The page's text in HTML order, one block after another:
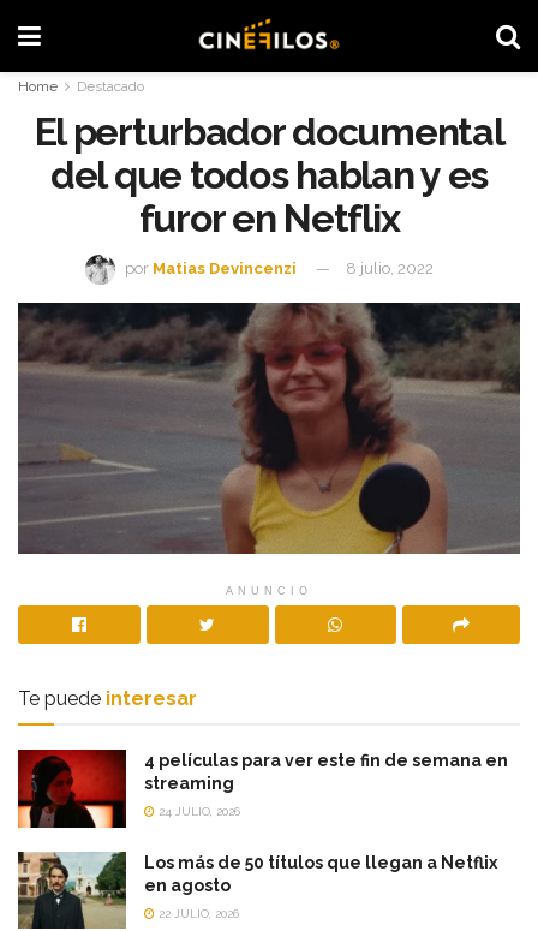
Home Destacado
El perturbador documental
del que todos hablan y es
furor en Netflix
por Matias Devincenzi 8 julio, 2022
ANUNCIO
Te puede interesar
4 películas para ver este fin de semana en
streaming
24 JULIO, 2026
Los más de 50 títulos que llegan a Netflix
en agosto
22 JULIO, 2026